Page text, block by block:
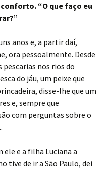
“O que faço eu
anos e, a partir daí,
ora pessoalmente. Desde
nos rios do
do jáu, um peixe que
disse-lhe que um
e, sempre que
com perguntas sobre o
ele e a filha Luciana a
tive de ir a São Paulo, dei